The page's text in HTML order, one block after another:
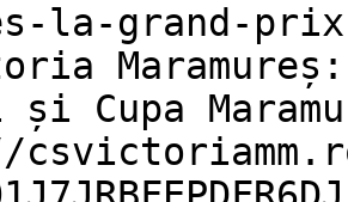
la-grand-
și Cupa